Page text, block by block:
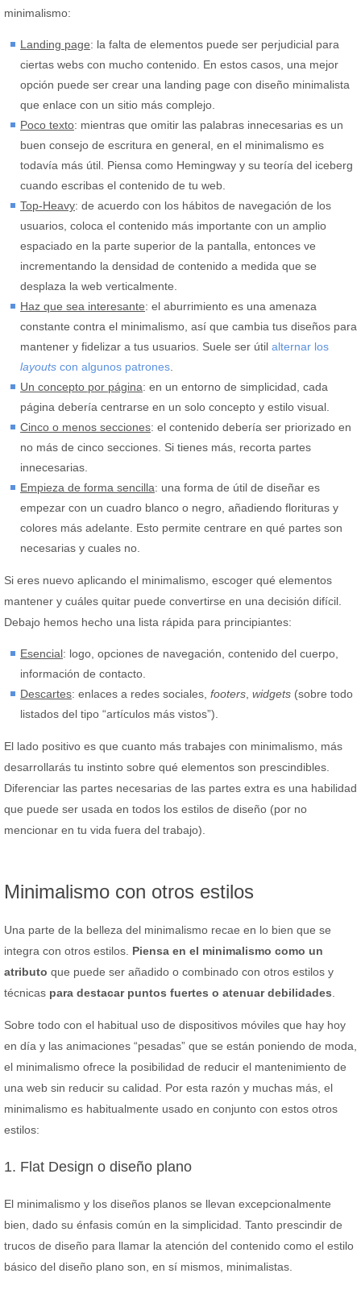
minimalismo:
Landing page: la falta de elementos puede ser perjudicial para
ciertas webs con mucho contenido. En estos casos, una mejor
opción puede ser crear una landing page con diseño minimalista
que enlace con un sitio más complejo.
Poco texto: mientras que omitir las palabras innecesarias es un
buen consejo de escritura en general, en el minimalismo es
todavía más útil. Piensa como Hemingway y su teoría del iceberg
cuando escribas el contenido de tu web.
Top-Heavy: de acuerdo con los hábitos de navegación de los
usuarios, coloca el contenido más importante con un amplio
espaciado en la parte superior de la pantalla, entonces ve
incrementando la densidad de contenido a medida que se
desplaza la web verticalmente.
Haz que sea interesante: el aburrimiento es una amenaza
constante contra el minimalismo, así que cambia tus diseños para
mantener y fidelizar a tus usuarios. Suele ser útil alternar los
layouts con algunos patrones
Un concepto por página: en un entorno de simplicidad, cada
página debería centrarse en un solo concepto y estilo visual.
Cinco o menos secciones: el contenido debería ser priorizado en
no más de cinco secciones. Si tienes más, recorta partes
innecesarias.
Empieza de forma sencilla: una forma de útil de diseñar es
empezar con un cuadro blanco o negro, añadiendo florituras y
colores más adelante. Esto permite centrare en qué partes son
necesarias y cuales no.
Si eres nuevo aplicando el minimalismo, escoger qué elementos
mantener y cuáles quitar puede convertirse en una decisión difícil.
Debajo hemos hecho una lista rápida para principiantes:
Esencial: logo, opciones de navegación, contenido del cuerpo,
información de contacto.
Descartes: enlaces a redes sociales, footers widgets (sobre todo
listados del tipo “artículos más vistos”).
El lado positivo es que cuanto más trabajes con minimalismo, más
desarrollarás tu instinto sobre qué elementos son prescindibles.
Diferenciar las partes necesarias de las partes extra es una habilidad
que puede ser usada en todos los estilos de diseño (por no
mencionar en tu vida fuera del trabajo).
Minimalismo con otros estilos
Una parte de la belleza del minimalismo recae en lo bien que se
integra con otros estilos. Piensa en el minimalismo como un
atributo que puede ser añadido o combinado con otros estilos y
técnicas para destacar puntos fuertes o atenuar debilidades
Sobre todo con el habitual uso de dispositivos móviles que hay hoy
en día y las animaciones “pesadas” que se están poniendo de moda,
el minimalismo ofrece la posibilidad de reducir el mantenimiento de
una web sin reducir su calidad. Por esta razón y muchas más, el
minimalismo es habitualmente usado en conjunto con estos otros
estilos:
1. Flat Design o diseño plano
El minimalismo y los diseños planos se llevan excepcionalmente
bien, dado su énfasis común en la simplicidad. Tanto prescindir de
trucos de diseño para llamar la atención del contenido como el estilo
básico del diseño plano son, en sí mismos, minimalistas.